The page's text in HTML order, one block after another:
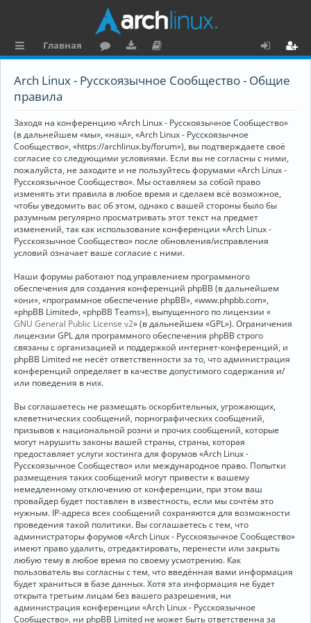
ы
к
и
Главная
ру
ру
и
ку
е
н
та
ц
и
я
о
Arch Linux - Русскоязычное Сообщество - Общие
правила
Заходя на конференцию «Arch Linux - Русскоязычное Сообщество»
(в дальнейшем «мы», «наш», «Arch Linux - Русскоязычное
Сообщество», «https://archlinux.by/forum»), вы подтверждаете своё
согласие со следующими условиями. Если вы не согласны с ними,
пожалуйста, не заходите и не пользуйтесь форумами «Arch Linux -
Русскоязычное Сообщество». Мы оставляем за собой право
изменять эти правила в любое время и сделаем всё возможное,
чтобы уведомить вас об этом, однако с вашей стороны было бы
разумным регулярно просматривать этот текст на предмет
изменений, так как использование конференции «Arch Linux -
Русскоязычное Сообщество» после обновления/исправления
условий означает ваше согласие с ними.
Наши форумы работают под управлением программного
обеспечения для создания конференций phpBB (в дальнейшем
«они», «программное обеспечение phpBB», «www.phpbb.com»,
«phpBB Limited», «phpBB Teams»), выпущенного по лицензии «
GNU General Public License v2» (в дальнейшем «GPL»). Ограничения
лицензии GPL для программного обеспечения phpBB строго
связаны с организацией и поддержкой интернет-конференций, и
phpBB Limited не несёт ответственности за то, что администрация
конференций определяет в качестве допустимого содержания и/
или поведения в них.
Вы соглашаетесь не размещать оскорбительных, угрожающих,
клеветнических сообщений, порнографических сообщений,
призывов к национальной розни и прочих сообщений, которые
могут нарушить законы вашей страны, страны, которая
предоставляет услуги хостинга для форумов «Arch Linux -
Русскоязычное Сообщество» или международное право. Попытки
размещения таких сообщений могут привести к вашему
немедленному отключению от конференции, при этом ваш
провайдер будет поставлен в известность, если мы сочтём это
нужным. IP-адреса всех сообщений сохраняются для возможности
проведения такой политики. Вы соглашаетесь с тем, что
администраторы форумов «Arch Linux - Русскоязычное Сообщество»
имеют право удалить, отредактировать, перенести или закрыть
любую тему в любое время по своему усмотрению. Как
пользователь вы согласны с тем, что введённая вами информация
будет храниться в базе данных. Хотя эта информация не будет
открыта третьим лицам без вашего разрешения, ни
администрация конференции «Arch Linux - Русскоязычное
Сообщество», ни phpBB Limited не может быть ответственна за